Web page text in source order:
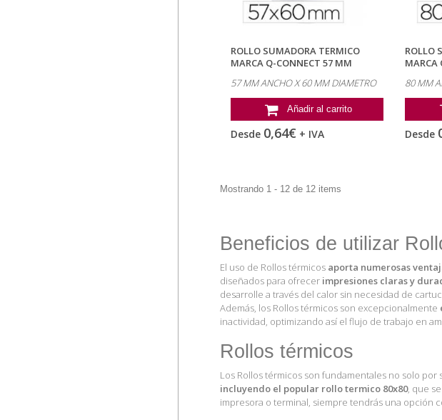
ROLLO SUMADORA TERMICO
MARCA Q-CONNECT 57 MM
57 MM ANCHO X 60 MM DIAMETRO
Añadir al carrito
Desde 0,64€ + IVA
ROLLO
MARCA
80 MM
Desde
Mostrando 1 - 12 de 12 items
Beneficios de utilizar
El uso de Rollos térmicos aporta numerosas
diseñados para ofrecer impresiones claras y
desarrolle a través del calor sin necesidad de
Además, los Rollos térmicos son excepcionalmente
inactividad, optimizando así el flujo de trabajo en
Rollos térmicos
Los Rollos térmicos son fundamentales no solo por
incluyendo el popular rollo termico 80x80, que
impresora o terminal, siempre tendrás una opción